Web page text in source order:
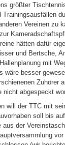
größter
Trainingsausfällen
Vereinen zu
hätten dafür
und Bertsche,
mit
wäre besser
Zuhörer
nicht abgespeckt
will der TTC mit
soll bis
der